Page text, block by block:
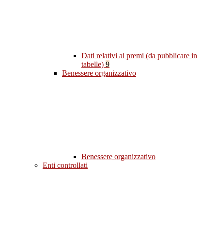
Dati relativi ai premi (da pubblicare in
tabelle) 9
Benessere organizzativo
Benessere organizzativo
Enti controllati